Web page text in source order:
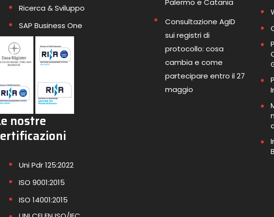
Ricerca & Sviluppo
SAP Business One
nostre
Uni Pdr 125:2022
ISO 9001:2015
ISO 14001:2015
Palermo e Catania
Consultazione AgID
sui registri di
protocollo: cosa
cambia e come
partecipare entro il 27
maggio